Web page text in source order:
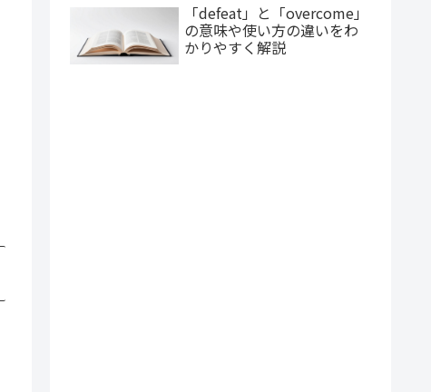
「defeat」と「overcome」
の意味や使い方の違いをわ
かりやすく解説